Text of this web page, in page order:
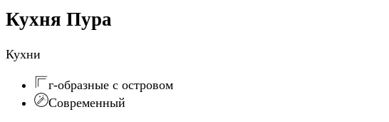
Кухня Пура
Кухни
г-образные с островом
Современный